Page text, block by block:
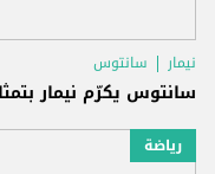
نيمار سانتوس
سانتوس يكرّم نيمار
رياضة